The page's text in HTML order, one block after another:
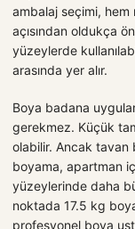
WhatsApp
ambalaj seçimi,
açısından oldukça
yüzeylerde
arasında yer alır.
Boya badana
gerekmez. Küçük
olabilir. Ancak tavan
boyama, apartman
yüzeylerinde daha
noktada 17.5 kg
profesyonel boya